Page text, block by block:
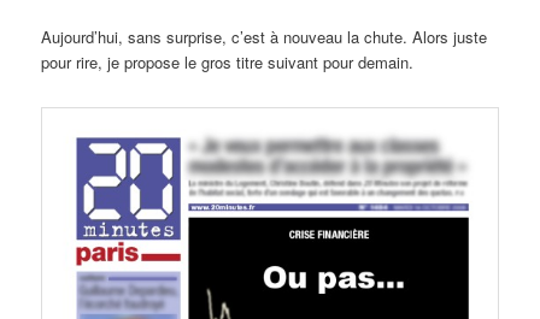
Aujourd’hui, sans surprise, c’est à nouveau la chute. Alors juste
pour rire, je propose le gros titre suivant pour demain.